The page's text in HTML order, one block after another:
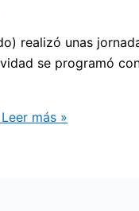
realizó unas
se programó
Leer más »